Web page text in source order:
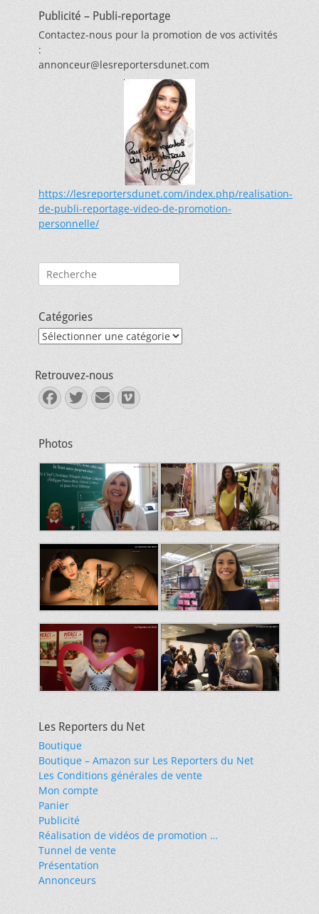
Publicité – Publi-reportage
Contactez-nous pour la promotion de vos activités
:
annonceur@lesreportersdunet.com
https://lesreportersdunet.com/index.php/realisation-
de-publi-reportage-video-de-promotion-
personnelle/
Rechercher :
Catégories
Catégories
Retrouvez-nous
Facebook
Twitter
E-
mail
Vimeo
Photos
Les Reporters du Net
Boutique
Boutique – Amazon sur Les Reporters du Net
Les Conditions générales de vente
Mon compte
Panier
Publicité
Réalisation de vidéos de promotion …
Tunnel de vente
Présentation
Annonceurs